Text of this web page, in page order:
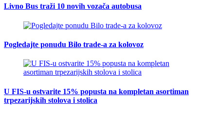
Livno Bus traži 10 novih vozača autobusa
Pogledajte ponudu Bilo trade-a za kolovoz
U FIS-u ostvarite 15% popusta na kompletan asortiman
trpezarijskih stolova i stolica